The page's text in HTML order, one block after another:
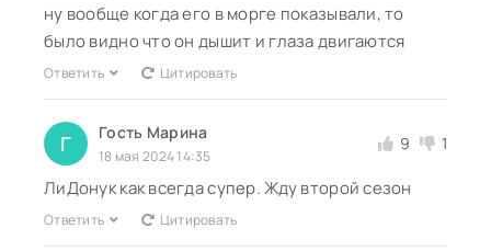
ну вообще когда его в морге показывали, то
было видно что он дышит и глаза двигаются
Ответить Цитировать
Г Гость Марина
18 мая 2024 14:35
9 1
ЛиДонук как всегда супер. Жду второй сезон
Ответить Цитировать